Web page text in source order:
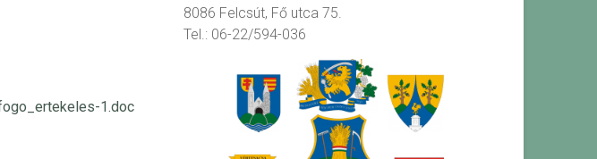
1.doc
8086 Felcsút, Fő utca 75.
Tel.: 06-22/594-036